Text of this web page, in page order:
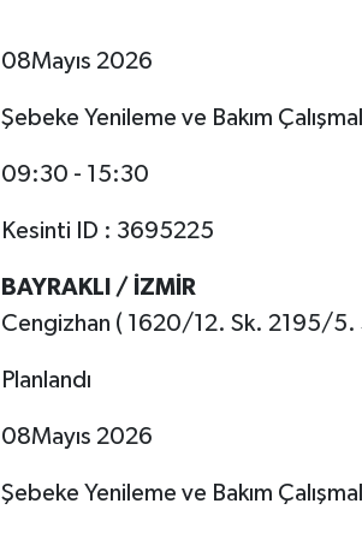
08Mayıs 2026
Şebeke Yenileme ve Bakım
09:30 - 15:30
Kesinti ID : 3695225
BAYRAKLI / İZMİR
Cengizhan ( 1620/12. Sk. 2195/5.
Planlandı
08Mayıs 2026
Şebeke Yenileme ve Bakım